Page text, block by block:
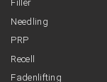
Filler
Needling
PRP
Recell
Fadenlifting